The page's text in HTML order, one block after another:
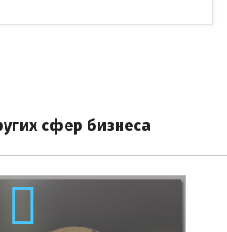
сфер бизнеса